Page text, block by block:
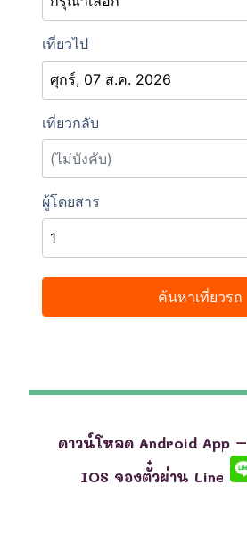
ดาวน์โหลด Android App –
IOS จองตั๋วผ่าน Line